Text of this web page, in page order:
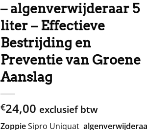
– algenverwijderaar 5
liter – Effectieve
Bestrijding en
Preventie van Groene
Aanslag
€24,00 exclusief btw
ZoppieSipro Uniquat